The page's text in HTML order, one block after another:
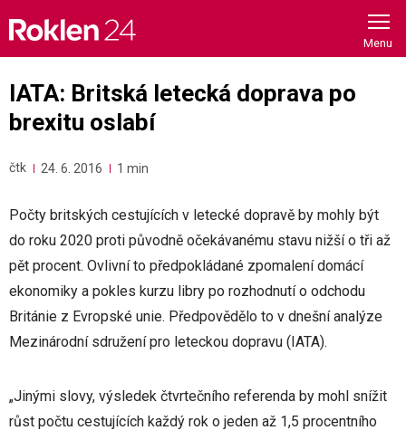
content
IATA: Britská letecká doprava po
brexitu oslabí
čtk 24. 6. 2016 1 min
Počty britských cestujících v letecké dopravě by mohly být
do roku 2020 proti původně očekávanému stavu nižší o tři až
pět procent. Ovlivní to předpokládané zpomalení domácí
ekonomiky a pokles kurzu libry po rozhodnutí o odchodu
Británie z Evropské unie. Předpovědělo to v dnešní analýze
Mezinárodní sdružení pro leteckou dopravu (IATA).
„Jinými slovy, výsledek čtvrtečního referenda by mohl snížit
růst počtu cestujících každý rok o jeden až 1,5 procentního